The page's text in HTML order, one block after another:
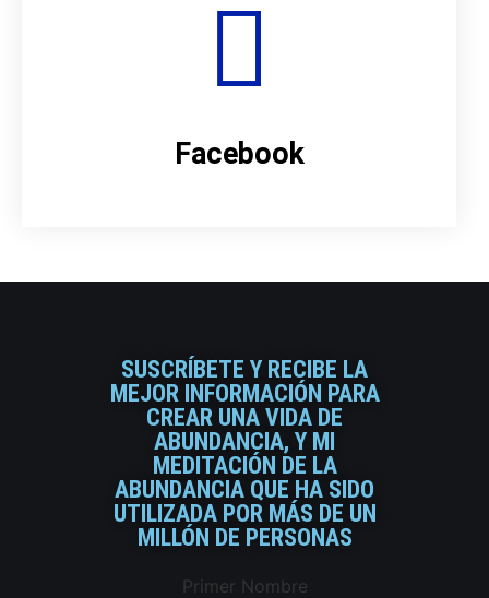
Facebook
SUSCRÍBETE Y RECIBE LA
MEJOR INFORMACIÓN PARA
CREAR UNA VIDA DE
ABUNDANCIA, Y MI
MEDITACIÓN DE LA
ABUNDANCIA QUE HA SIDO
UTILIZADA POR MÁS DE UN
MILLÓN DE PERSONAS
Primer Nombre